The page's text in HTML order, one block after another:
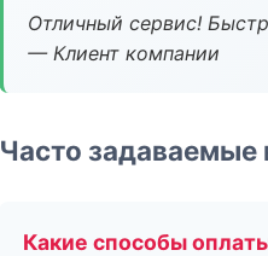
Отличный сервис!
— Клиент компании
Часто задаваемые
Какие способы